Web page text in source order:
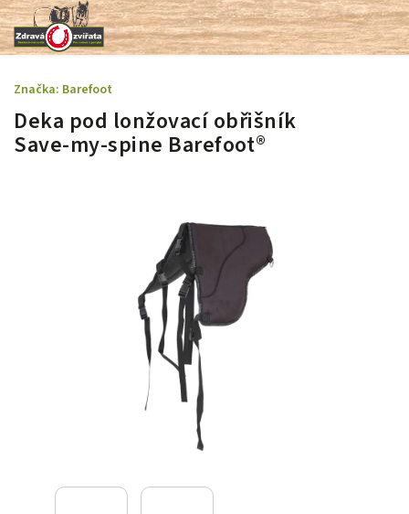
Deka pod lonžovací obřišník
Save-my-spine Barefoot®
Značka: Barefoot